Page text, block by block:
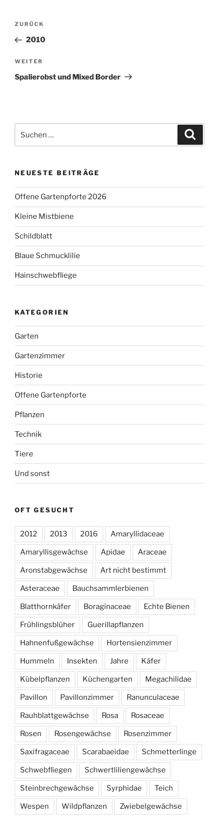
Beitragsnavigation
Vorheriger
Beitrag
ZURÜCK
2010
Nächster
Beitrag
WEITER
Spalierobst und Mixed Border
nach:
NEUESTE BEITRÄGE
Offene Gartenpforte 2026
Kleine Mistbiene
Schildblatt
Blaue Schmucklilie
Hainschwebfliege
KATEGORIEN
Garten
Gartenzimmer
Historie
Offene Gartenpforte
Pflanzen
Technik
Tiere
Und sonst
OFT GESUCHT
2012 2013 2016 Amaryllidaceae
Amaryllisgewächse Apidae Araceae
Aronstabgewächse Art nicht bestimmt
Asteraceae Bauchsammlerbienen
Blatthornkäfer Boraginaceae Echte Bienen
Frühlingsblüher Guerillapflanzen
Hahnenfußgewächse Hortensienzimmer
Hummeln Insekten Jahre Käfer
Kübelpflanzen Küchengarten Megachilidae
Pavillon Pavillonzimmer Ranunculaceae
Rauhblattgewächse Rosa Rosaceae
Rosen Rosengewächse Rosenzimmer
Saxifragaceae Scarabaeidae Schmetterlinge
Schwebfliegen Schwertliliengewächse
Steinbrechgewächse Syrphidae Teich
Wespen Wildpflanzen Zwiebelgewächse